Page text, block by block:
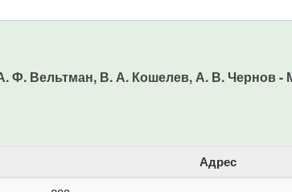
Вельтман, В. А. Кошелев, А. В. Чернов -
Адрес